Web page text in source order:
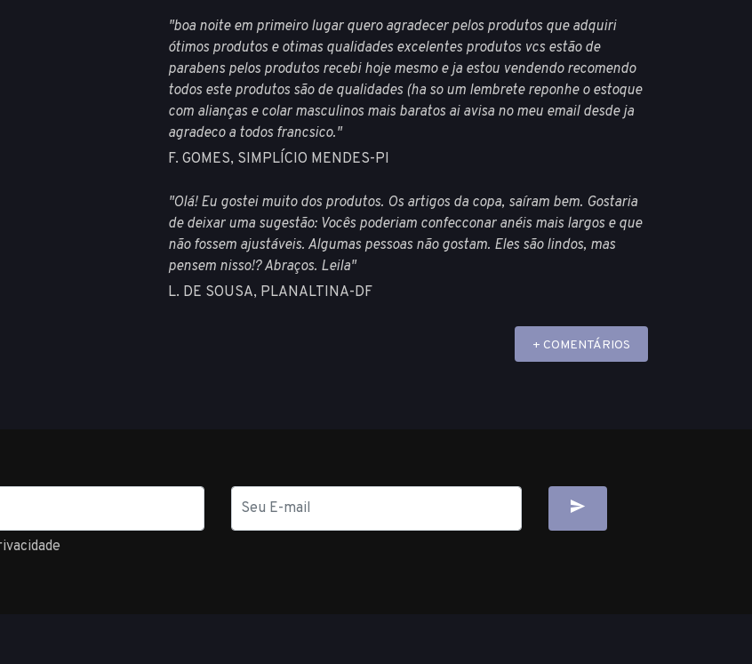
"boa noite em primeiro lugar quero agradecer pelos produtos que adquiri
ótimos produtos e otimas qualidades excelentes produtos vcs estão de
parabens pelos produtos recebi hoje mesmo e ja estou vendendo recomendo
todos este produtos são de qualidades (ha so um lembrete reponhe o estoque
com alianças e colar masculinos mais baratos ai avisa no meu email desde ja
agradeco a todos francsico."
F. GOMES, SIMPLÍCIO MENDES-PI
"Olá! Eu gostei muito dos produtos. Os artigos da copa, saíram bem. Gostaria
de deixar uma sugestão: Vocês poderiam confecconar anéis mais largos e que
não fossem ajustáveis. Algumas pessoas não gostam. Eles são lindos, mas
pensem nisso!? Abraços. Leila"
L. DE SOUSA, PLANALTINA-DF
+ COMENTÁRIOS
E-
mail